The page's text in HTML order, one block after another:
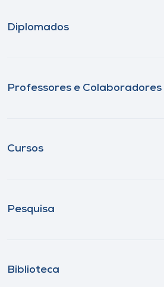
Diplomados
Professores e Colaboradores
Cursos
Pesquisa
Biblioteca